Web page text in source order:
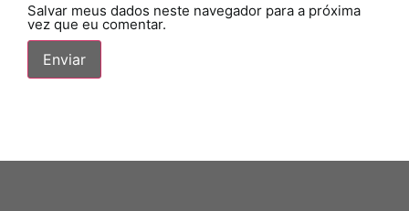
Salvar meus dados neste navegador para a próxima
vez que eu comentar.